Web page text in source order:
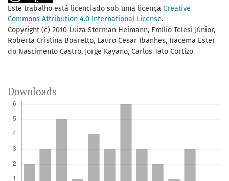
Este trabalho está licenciado sob uma licença Creative
Commons Attribution 4.0 International License.
Copyright (c) 2010 Luiza Sterman Heimann, Emílio Telesi Júnior,
Roberta Cristina Boaretto, Lauro Cesar Ibanhes, Iracema Ester
do Nascimento Castro, Jorge Kayano, Carlos Tato Cortizo
Downloads